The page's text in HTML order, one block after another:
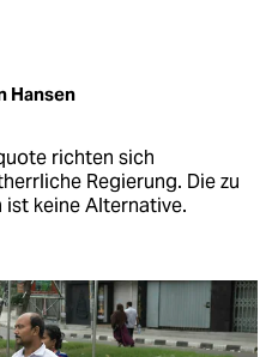
Hansen
richten sich
Regierung. Die zu
keine Alternative.